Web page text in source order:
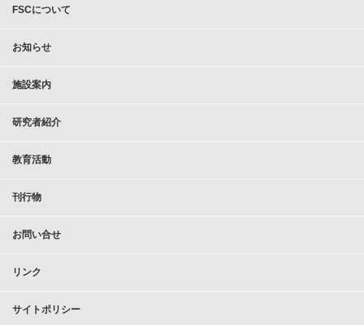
FSCについて
お知らせ
施設案内
研究者紹介
教育活動
刊行物
お問い合せ
リンク
サイトポリシー